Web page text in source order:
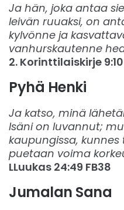
Ja hän, joka antaa
leivän ruuaksi, on
kylvönne ja
vanhurskautenne
2. Korinttilaiskirje‬ ‭9:10‬
Pyhä Henki‬‬
Ja katso, minä
Isäni on luvannut;
kaupungissa,
puetaan voima
LLuukas‬ ‭24:49‬ ‭FB38‬‬
Jumalan Sana